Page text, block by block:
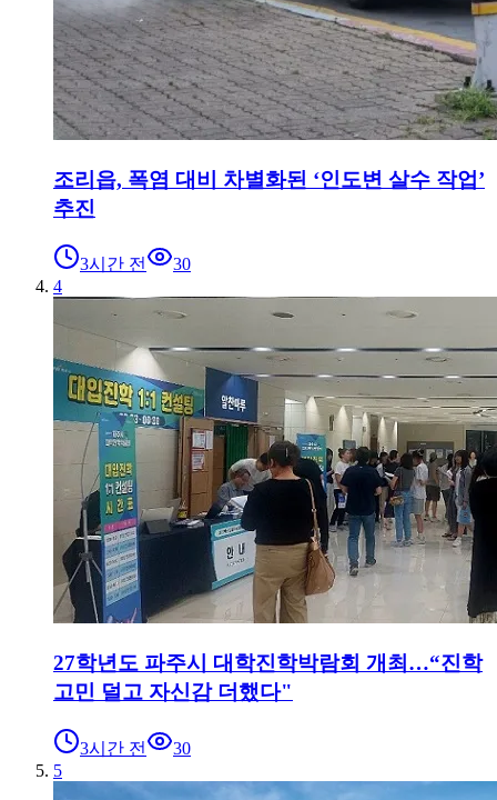
조리읍, 폭염 대비 차별화된 ‘인도변 살수 작업’
추진
3시간 전
30
4
27학년도 파주시 대학진학박람회 개최…“진학
고민 덜고 자신감 더했다"
3시간 전
30
5